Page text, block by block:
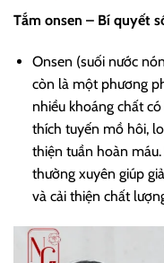
Tắm onsen – Bí quyết
Onsen (suối nước
còn là một phương
nhiều khoáng chất
thích tuyến mồ hôi,
thiện tuần hoàn
thường xuyên giúp
và cải thiện chất